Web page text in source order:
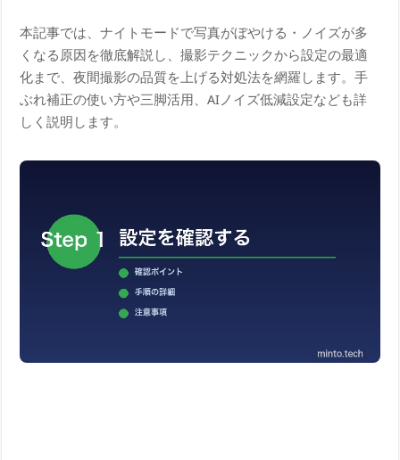
本記事では、ナイトモードで写真がぼやける・ノイズが多
くなる原因を徹底解説し、撮影テクニックから設定の最適
化まで、夜間撮影の品質を上げる対処法を網羅します。手
ぶれ補正の使い方や三脚活用、AIノイズ低減設定なども詳
しく説明します。